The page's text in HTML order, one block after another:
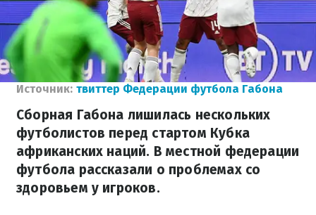
Источник: твиттер Федерации футбола Габона
Сборная Габона лишилась нескольких
футболистов перед стартом Кубка
африканских наций. В местной федерации
футбола рассказали о проблемах со
здоровьем у игроков.